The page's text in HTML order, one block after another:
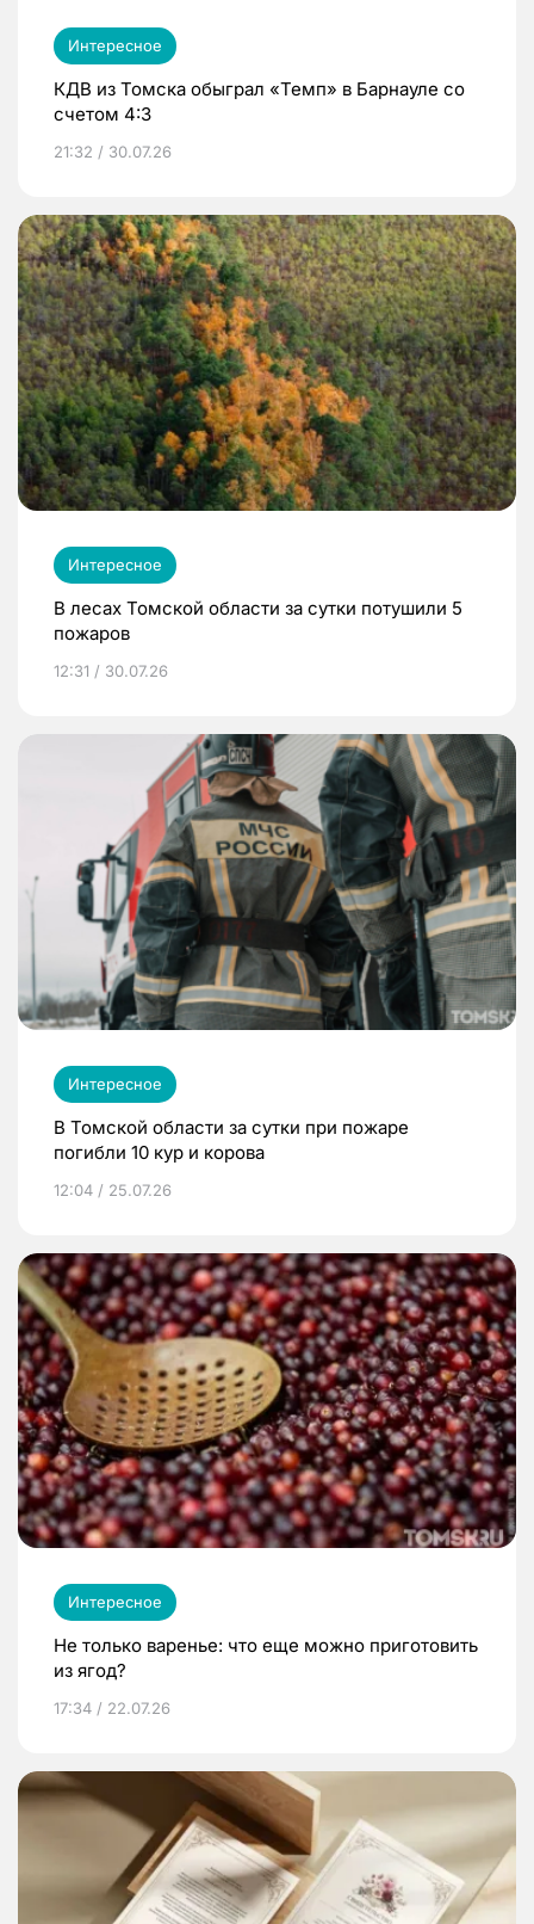
Интересное
КДВ из Томска обыграл «Темп» в Барнауле со
счетом 4:3
21:32 / 30.07.26
Интересное
В лесах Томской области за сутки потушили 5
пожаров
12:31 / 30.07.26
Интересное
В Томской области за сутки при пожаре
погибли 10 кур и корова
12:04 / 25.07.26
Интересное
Не только варенье: что еще можно приготовить
из ягод?
17:34 / 22.07.26